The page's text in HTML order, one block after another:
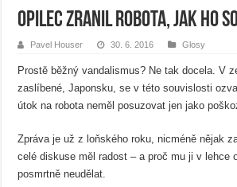
Opilec zranil robota, jak ho
Pavel Houser 30. 6. 2016 Glosy
Prostě běžný vandalismus? Ne tak docela. V
zaslíbené, Japonsku, se v této souvislosti
útok na robota neměl posuzovat jen jako
Zpráva je už z loňského roku, nicméně nějak
celé diskuse měl radost – a proč mu ji v lehce
posmrtně neudělat.